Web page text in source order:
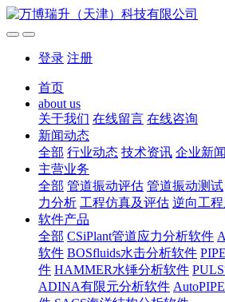
登录 注册
首页
about us
关于我们 在线留言 在线咨询
新闻动态
全部 行业动态 技术资讯 企业新闻
主营业务
全部 管道振动评估 管道振动测试
力分析 工程仿真及评估 逆向工
软件产品
全部 CSiPlant管道应力分析软件
软件 BOSfluids水击分析软件
件 HAMMER水锤分析软件
ADINA有限元分析软件